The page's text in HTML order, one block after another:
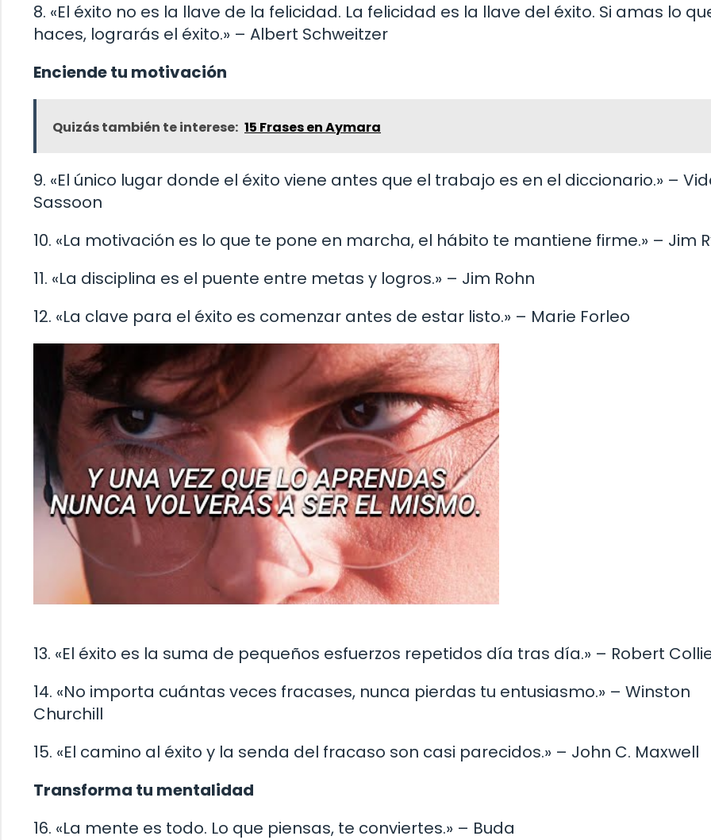
8. «El éxito no es la llave de la felicidad. La felicidad es la llave del éxito. Si amas lo
haces, lograrás el éxito.» – Albert Schweitzer
Enciende tu motivación
Quizás también te interese: 15 Frases en Aymara
9. «El único lugar donde el éxito viene antes que el trabajo es en el diccionario.» –
Sassoon
10. «La motivación es lo que te pone en marcha, el hábito te mantiene firme.» – Jim
11. «La disciplina es el puente entre metas y logros.» – Jim Rohn
12. «La clave para el éxito es comenzar antes de estar listo.» – Marie Forleo
13. «El éxito es la suma de pequeños esfuerzos repetidos día tras día.» – Robert
14. «No importa cuántas veces fracases, nunca pierdas tu entusiasmo.» – Winston
Churchill
15. «El camino al éxito y la senda del fracaso son casi parecidos.» – John C. Maxwell
Transforma tu mentalidad
16. «La mente es todo. Lo que piensas, te conviertes.» – Buda